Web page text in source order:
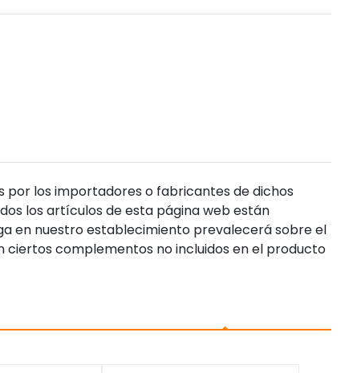
los importadores o fabricantes de dichos
los artículos de esta página web están
en nuestro establecimiento prevalecerá sobre el
complementos no incluidos en el producto